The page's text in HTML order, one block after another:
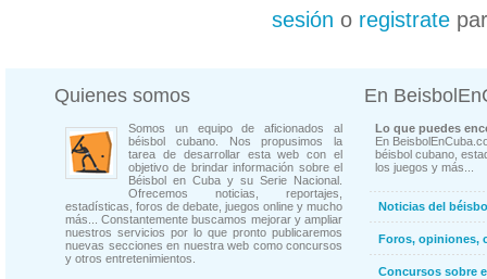
sesión o registrate
Quienes somos
Somos un equipo de aficionados al
béisbol cubano. Nos propusimos la
tarea de desarrollar esta web con el
objetivo de brindar información sobre el
Béisbol en Cuba y su Serie Nacional.
Ofrecemos noticias, reportajes,
estadísticas, foros de debate, juegos online y mucho
más... Constantemente buscamos mejorar y ampliar
nuestros servicios por lo que pronto publicaremos
nuevas secciones en nuestra web como concursos
y otros entretenimientos.
En
Lo que puedes
En
béisbol cubano,
los juegos y más...
Noticias del
Foros, opiniones,
Concursos sobre